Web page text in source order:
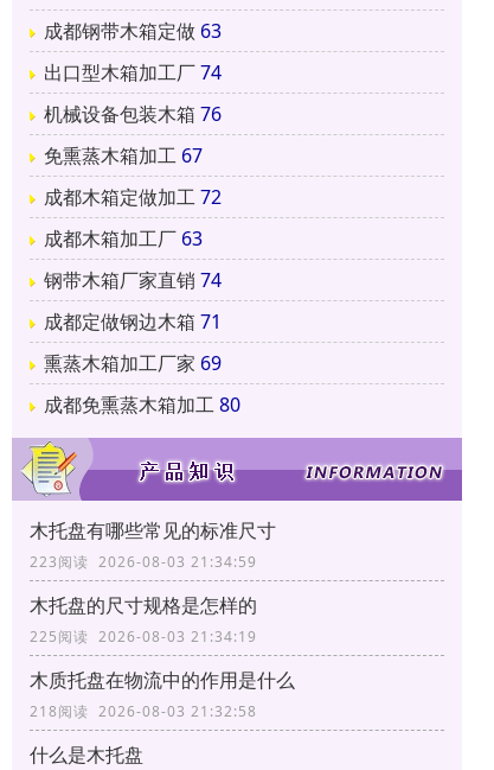
成都钢带木箱定做 63
出口型木箱加工厂74
机械设备包装木箱 76
免熏蒸木箱加工 67
成都木箱定做加工72
成都木箱加工厂 63
钢带木箱厂家直销 74
成都定做钢边木箱 71
熏蒸木箱加工厂家 69
成都免熏蒸木箱加工80
木托盘有哪些常见的标准尺寸
223阅读 2026-08-03 21:34:59
木托盘的尺寸规格是怎样的
225阅读 2026-08-03 21:34:19
木质托盘在物流中的作用是什么
218阅读 2026-08-03 21:32:58
什么是木托盘